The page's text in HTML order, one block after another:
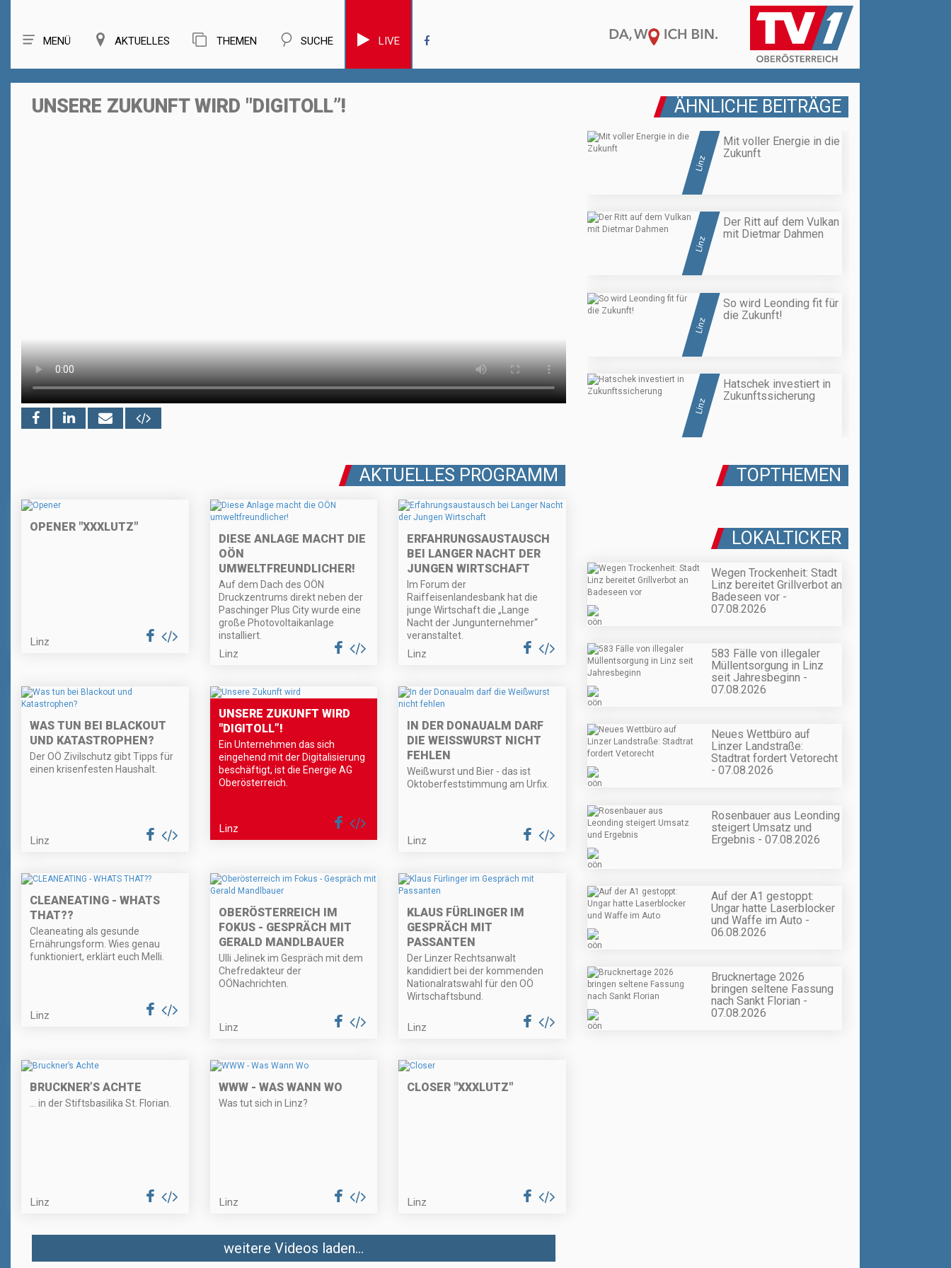
MENÜ AKTUELLES THEMEN SUCHE LIVE
UNSERE ZUKUNFT WIRD "DIGITOLL”! ÄHNLICHE BEITRÄGE
Linz
Mit voller Energie in die
Zukunft
Linz
Der Ritt auf dem Vulkan
mit Dietmar Dahmen
Linz
So wird Leonding fit für
die Zukunft!
Linz
Hatschek investiert in
Zukunftssicherung
AKTUELLES PROGRAMM
OPENER "XXXLUTZ"
Linz
DIESE ANLAGE MACHT DIE
OÖN
UMWELTFREUNDLICHER!
Auf dem Dach des OÖN
Druckzentrums direkt neben der
Paschinger Plus City wurde eine
große Photovoltaikanlage
installiert.
Linz
ERFAHRUNGSAUSTAUSCH
BEI LANGER NACHT DER
JUNGEN WIRTSCHAFT
Im Forum der
Raiffeisenlandesbank hat die
junge Wirtschaft die „Lange
Nacht der Jungunternehmer“
veranstaltet.
Linz
WAS TUN BEI BLACKOUT
UND KATASTROPHEN?
Der OÖ Zivilschutz gibt Tipps für
einen krisenfesten Haushalt.
Linz
UNSERE ZUKUNFT WIRD
"DIGITOLL”!
Ein Unternehmen das sich
eingehend mit der Digitalisierung
beschäftigt, ist die Energie AG
Oberösterreich.
Linz
IN DER DONAUALM DARF
DIE WEISSWURST NICHT F
EHLEN
Weißwurst und Bier - das ist
Oktoberfeststimmung am Urfix.
Linz
CLEANEATING - WHATS
THAT??
Cleaneating als gesunde
Ernährungsform. Wies genau
funktioniert, erklärt euch Melli.
Linz
OBERÖSTERREICH IM
FOKUS - GESPRÄCH MIT
GERALD MANDLBAUER
Ulli Jelinek im Gespräch mit dem
Chefredakteur der
OÖNachrichten.
Linz
KLAUS FÜRLINGER IM
GESPRÄCH MIT
PASSANTEN
Der Linzer Rechtsanwalt
kandidiert bei der kommenden
Nationalratswahl für den OÖ
Wirtschaftsbund.
Linz
BRUCKNER’S ACHTE
… in der Stiftsbasilika St. Florian.
Linz
WWW - WAS WANN WO
Was tut sich in Linz?
Linz
CLOSER "XXXLUTZ"
Linz
weitere Videos laden...
TOPTHEMEN
LOKALTICKER
Wegen Trockenheit: Stadt
Linz bereitet Grillverbot an
Badeseen vor -
07.08.2026
583 Fälle von illegaler
Müllentsorgung in Linz
seit Jahresbeginn -
07.08.2026
Neues Wettbüro auf
Linzer Landstraße:
Stadtrat fordert Vetorecht
- 07.08.2026
Rosenbauer aus Leonding
steigert Umsatz und
Ergebnis - 07.08.2026
Auf der A1 gestoppt:
Ungar hatte Laserblocker
und Waffe im Auto -
06.08.2026
Brucknertage 2026
bringen seltene Fassung
nach Sankt Florian -
07.08.2026